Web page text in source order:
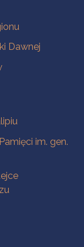
Dawnej
im. gen.